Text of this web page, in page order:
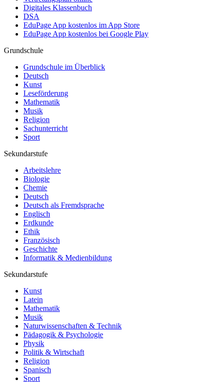
Digitales Klassenbuch
DSA
EduPage App kostenlos im App Store
EduPage App kostenlos bei Google Play
Grundschule
Grundschule im Überblick
Deutsch
Kunst
Leseförderung
Mathematik
Musik
Religion
Sachunterricht
Sport
Sekundarstufe
Arbeitslehre
Biologie
Chemie
Deutsch
Deutsch als Fremdsprache
Englisch
Erdkunde
Ethik
Französisch
Geschichte
Informatik & Medienbildung
Sekundarstufe
Kunst
Latein
Mathematik
Musik
Naturwissenschaften & Technik
Pädagogik & Psychologie
Physik
Politik & Wirtschaft
Religion
Spanisch
Sport